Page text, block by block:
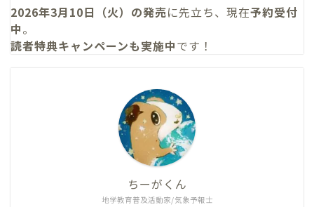
2026年3月10日（火）の発売に先立ち、現在予約受付
中。
読者特典キャンペーンも実施中です！
地学教育普及活動家/気象予報士
ちーがくん